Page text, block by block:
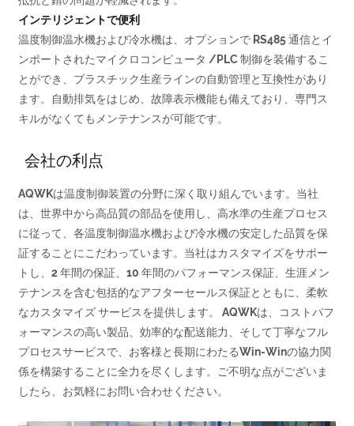
インテリジェントで便利
温度制御温水機および冷水機は、オプションで RS485 通信とイ
ンポートされたマイクロコンピュータ /PLC 制御を装備するこ
とができ、プラスチック生産ラインの自動管理と互換性があり
ます。自動排気をはじめ、故障表示機能も備えており、専門ス
キルがなくてもメンテナンスが可能です。
会社の利点
AQWKは温度制御装置の分野に深く取り組んでいます。当社
は、世界中から高品質の部品を使用し、高水準の生産プロセス
に従って、各温度制御温水機および冷水機の安定した品質を保
証することにこだわっています。当社はカスタマイズをサポー
トし、2 年間の保証、10 年間のパフォーマンス保証、生涯メン
テナンスを含む包括的なアフターセールス保証とともに、柔軟
なカスタマイズ サービスを提供します。 AQWKは、コストパフ
ォーマンスの高い製品、効率的な配送能力、そして丁寧なフル
プロセスサービスで、お客様と長期にわたるWin-Winの協力関
係を構築することに全力を尽くします。ご不明な点がございま
したら、お気軽にお問い合わせください。